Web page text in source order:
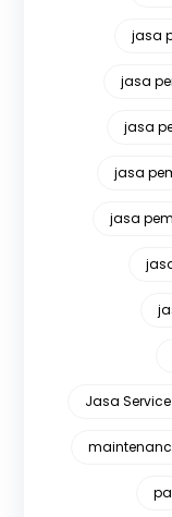
jasa
jasa
jasa
jasa
jasa
Jasa